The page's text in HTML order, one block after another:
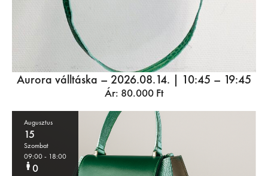
Aurora válltáska – 2026.08.14. | 10:45 – 19:45
Ár: 80.000 Ft
Augusztus
15
Szombat
09:00- 18:00
0